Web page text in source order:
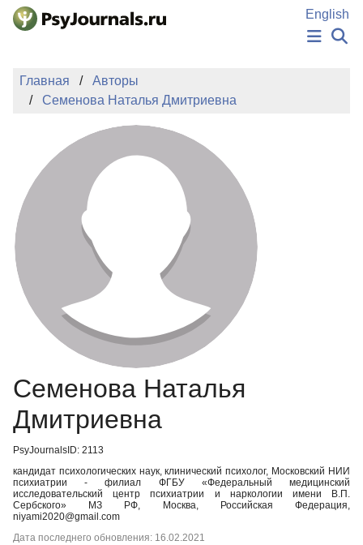
Перейти к основному содержанию
English
ИЗДАНИЯ
АВТОРЫ
ПОДАТЬ РУКОПИСЬ
БАЗА ЗНАНИЙ
КЛЮЧЕВЫЕ СЛОВА
Регистрация
Главная
Авторы
Семенова Наталья Дмитриевна
Семенова Наталья
Дмитриевна
PsyJournalsID: 2113
кандидат психологических наук, клинический психолог, Московский НИИ
психиатрии - филиал ФГБУ «Федеральный медицинский
исследовательский центр психиатрии и наркологии имени В.П.
Сербского» МЗ РФ, Москва, Российская Федерация,
niyami2020@gmail.com
Дата последнего обновления: 16.02.2021